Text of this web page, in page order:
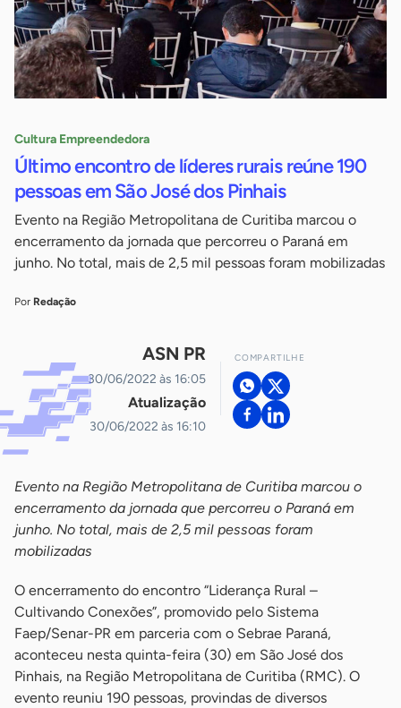
Cultura Empreendedora
Último encontro de líderes rurais reúne 190
pessoas em São José dos Pinhais
Evento na Região Metropolitana de Curitiba marcou o
encerramento da jornada que percorreu o Paraná em
junho. No total, mais de 2,5 mil pessoas foram mobilizadas
Por Redação
ASN PR
30/06/2022 às 16:05
Atualização
30/06/2022 às 16:10
COMPARTILHE
Evento na Região Metropolitana de Curitiba marcou o
encerramento da jornada que percorreu o Paraná em
junho. No total, mais de 2,5 mil pessoas foram
mobilizadas
O encerramento do encontro “Liderança Rural –
Cultivando Conexões”, promovido pelo Sistema
Faep/Senar-PR em parceria com o Sebrae Paraná,
aconteceu nesta quinta-feira (30) em São José dos
Pinhais, na Região Metropolitana de Curitiba (RMC). O
evento reuniu 190 pessoas, provindas de diversos